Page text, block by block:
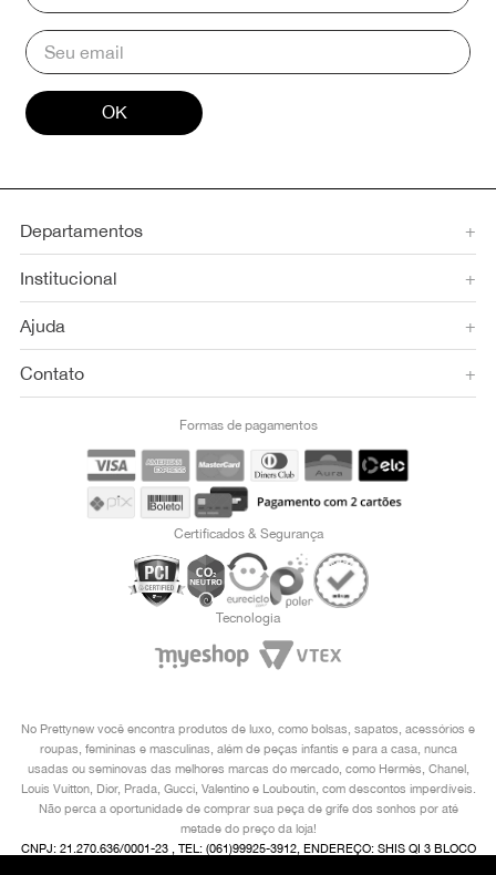
OK
Departamentos +
Institucional +
Ajuda +
Contato +
Formas de pagamentos
Certificados & Segurança
Tecnologia
No Prettynew você encontra produtos de luxo, como bolsas, sapatos, acessórios e
roupas, femininas e masculinas, além de peças infantis e para a casa, nunca
usadas ou seminovas das melhores marcas do mercado, como Hermès, Chanel,
Louis Vuitton, Dior, Prada, Gucci, Valentino e Louboutin, com descontos imperdíveis.
Não perca a oportunidade de comprar sua peça de grife dos sonhos por até
metade do preço da loja!
CNPJ: 21.270.636/0001-23 , TEL: (061)99925-3912, ENDEREÇO: SHIS QI 3 BLOCO